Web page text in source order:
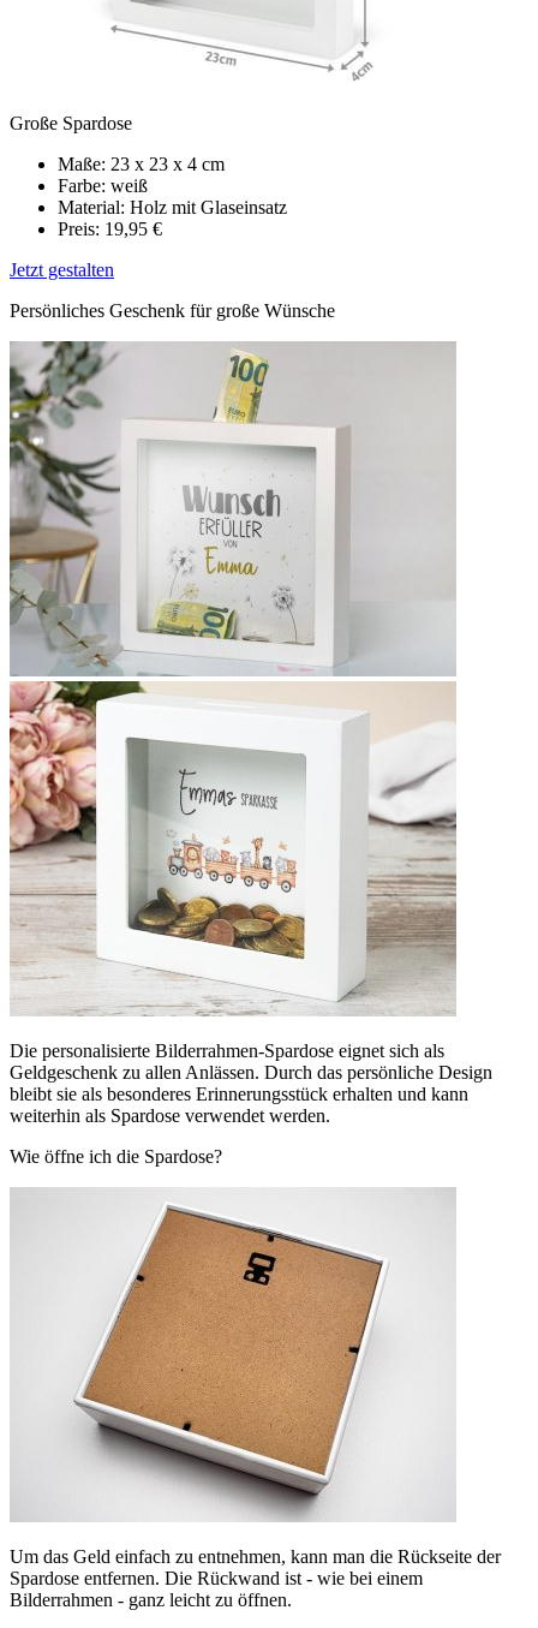
Große Spardose
Maße: 23 x 23 x 4 cm
Farbe: weiß
Material: Holz mit Glaseinsatz
Preis: 19,95 €
Jetzt gestalten
Persönliches Geschenk für große Wünsche
Die personalisierte Bilderrahmen-Spardose eignet sich als
Geldgeschenk zu allen Anlässen. Durch das persönliche Design
bleibt sie als besonderes Erinnerungsstück erhalten und kann
weiterhin als Spardose verwendet werden.
Wie öffne ich die Spardose?
Um das Geld einfach zu entnehmen, kann man die Rückseite der
Spardose entfernen. Die Rückwand ist - wie bei einem
Bilderrahmen - ganz leicht zu öffnen.